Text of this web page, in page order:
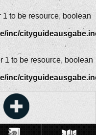
1 to be resource, boolean
inc/
1 to be resource, boolean
inc/